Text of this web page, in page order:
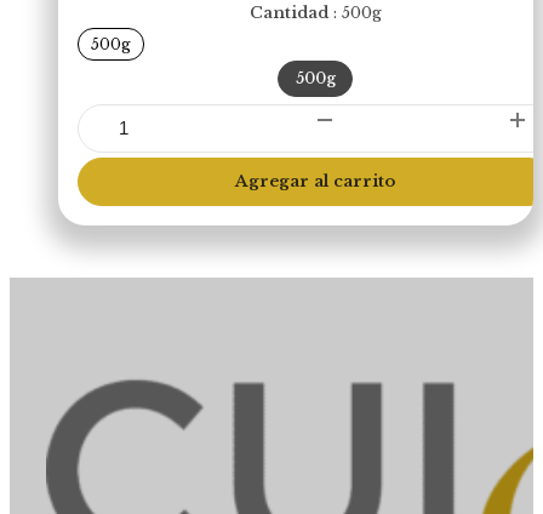
Cantidad 500g
500g
500g
Diezmillo
(Libre
Pastoreo)
cantidad
Agregar al carrito